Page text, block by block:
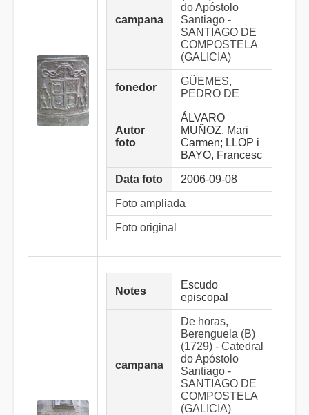
campana
do Apóstolo
Santiago -
SANTIAGO DE
COMPOSTELA
(GALICIA)
fonedor
GÜEMES,
PEDRO DE
Autor
foto
ÁLVARO
MUÑOZ, Mari
Carmen; LLOP i
BAYO, Francesc
Data foto 2006-09-08
Foto ampliada
Foto original
Notes
Escudo
episcopal
campana
De horas,
Berenguela (B)
(1729) - Catedral
do Apóstolo
Santiago -
SANTIAGO DE
COMPOSTELA
(GALICIA)